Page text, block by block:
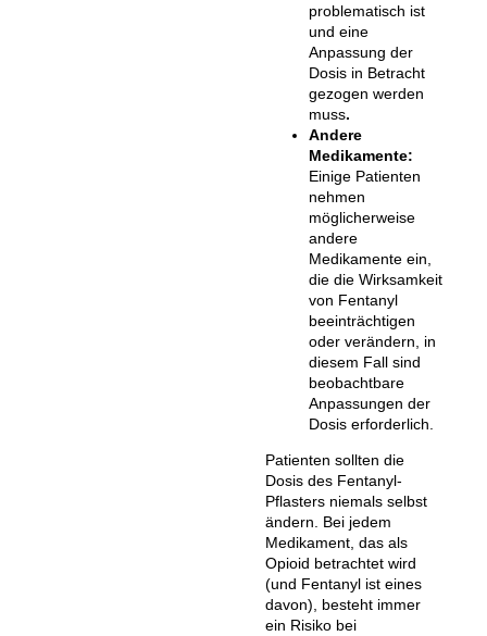
problematisch ist
und eine
Anpassung der
Dosis in Betracht
gezogen werden
muss.
Andere
Medikamente:
Einige Patienten
nehmen
möglicherweise
andere
Medikamente ein,
die die Wirksamkeit
von Fentanyl
beeinträchtigen
oder verändern, in
diesem Fall sind
beobachtbare
Anpassungen der
Dosis erforderlich.
Patienten sollten die
Dosis des Fentanyl-
Pflasters niemals selbst
ändern. Bei jedem
Medikament, das als
Opioid betrachtet wird
(und Fentanyl ist eines
davon), besteht immer
ein Risiko bei